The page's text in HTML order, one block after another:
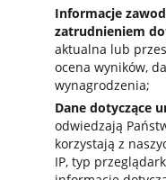
Informacje
zatrudnieniem
aktualna lub
ocena wyników,
wynagrodzenia;
Dane dotyczące
odwiedzają
korzystają z
IP, typ